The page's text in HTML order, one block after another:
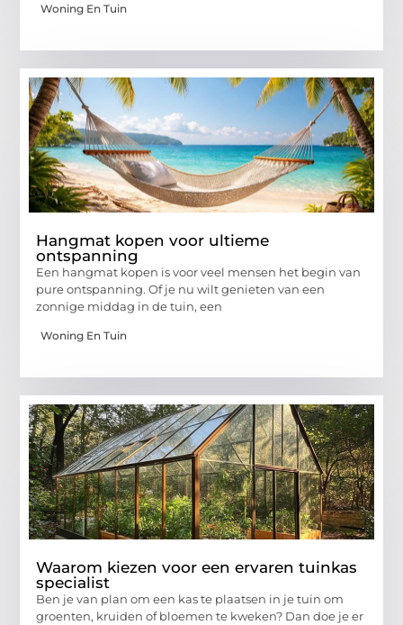
Woning En Tuin
Hangmat kopen voor ultieme
ontspanning
Een hangmat kopen is voor veel mensen het begin van
pure ontspanning. Of je nu wilt genieten van een
zonnige middag in de tuin, een
Woning En Tuin
Waarom kiezen voor een ervaren tuinkas
specialist
Ben je van plan om een kas te plaatsen in je tuin om
groenten, kruiden of bloemen te kweken? Dan doe je er